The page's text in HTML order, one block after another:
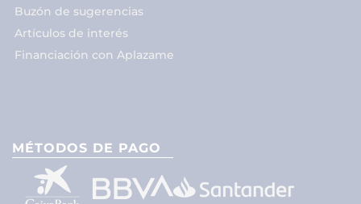
Buzón de sugerencias
Artículos de interés
Financiación con Aplazame
MÉTODOS DE PAGO